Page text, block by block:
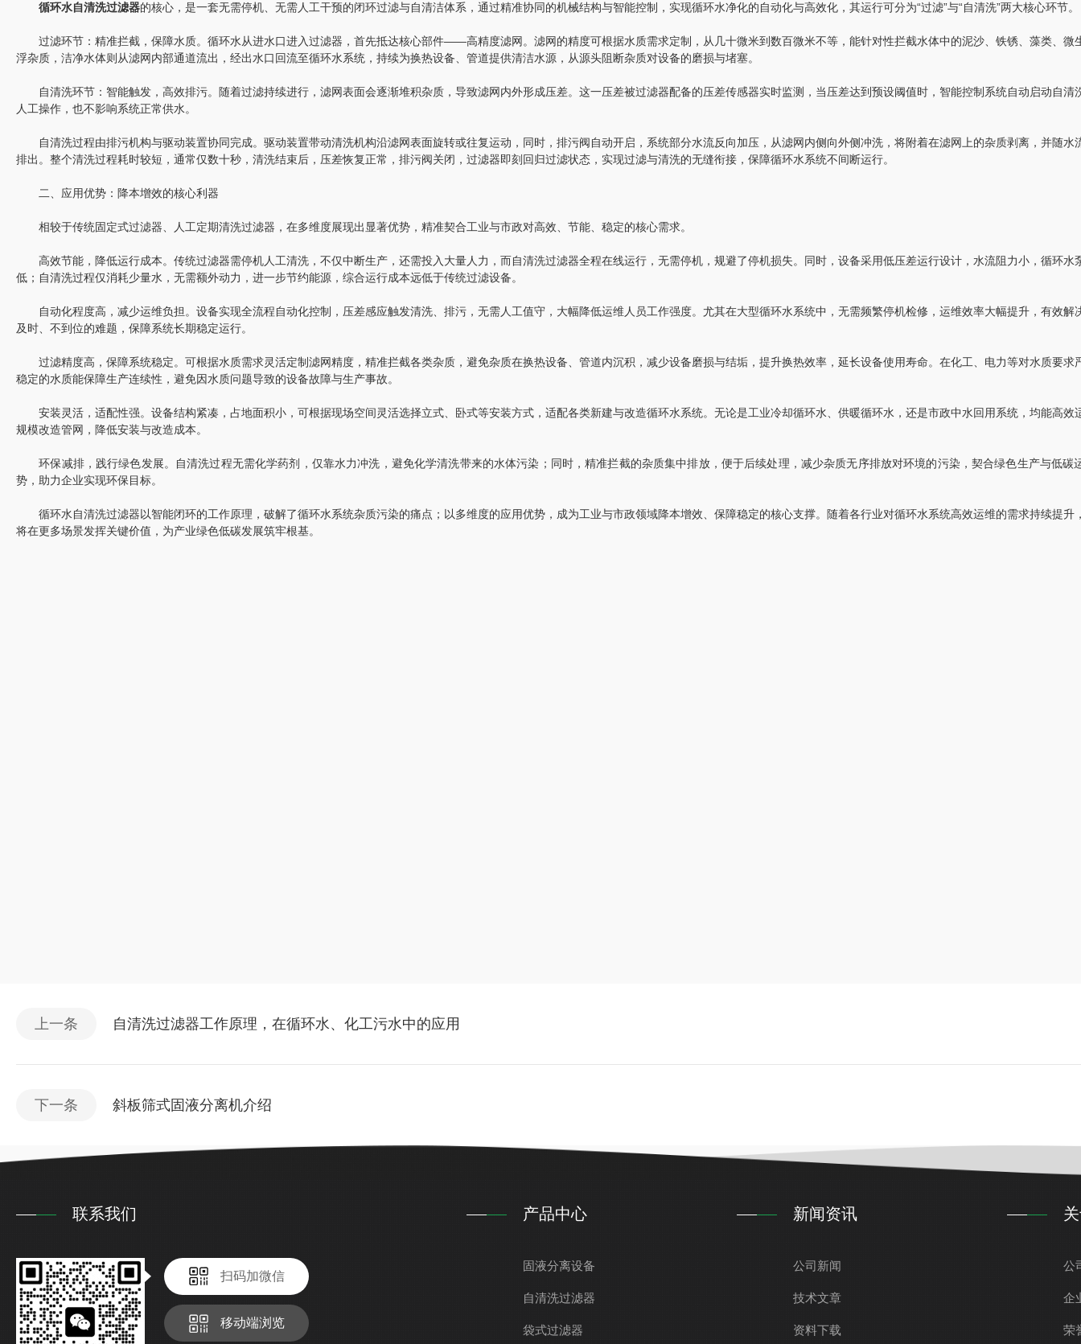
循环水自清洗过滤器的核心，是一套无需停机、无需人工干预的闭环过滤与自清洁体系，通过精准协同的机械结构与智能控制，实现循环水净化的自动化与高效化，其运行可分为“过滤”与“自清洗”两大核心环节。
过滤环节：精准拦截，保障水质。循环水从进水口进入过滤器，首先抵达核心部件——高精度滤网。滤网的精度可根据水质需求定制，从几十微米到数百微米不等，能针对性拦截水体中的泥沙、铁锈、藻类、微
浮杂质，洁净水体则从滤网内部通道流出，经出水口回流至循环水系统，持续为换热设备、管道提供清洁水源，从源头阻断杂质对设备的磨损与堵塞。
自清洗环节：智能触发，高效排污。随着过滤持续进行，滤网表面会逐渐堆积杂质，导致滤网内外形成压差。这一压差被过滤器配备的压差传感器实时监测，当压差达到预设阈值时，智能控制系统自动启动自清
人工操作，也不影响系统正常供水。
自清洗过程由排污机构与驱动装置协同完成。驱动装置带动清洗机构沿滤网表面旋转或往复运动，同时，排污阀自动开启，系统部分水流反向加压，从滤网内侧向外侧冲洗，将附着在滤网上的杂质剥离，并随水
排出。整个清洗过程耗时较短，通常仅数十秒，清洗结束后，压差恢复正常，排污阀关闭，过滤器即刻回归过滤状态，实现过滤与清洗的无缝衔接，保障循环水系统不间断运行。
二、应用优势：降本增效的核心利器
相较于传统固定式过滤器、人工定期清洗过滤器，在多维度展现出显著优势，精准契合工业与市政对高效、节能、稳定的核心需求。
高效节能，降低运行成本。传统过滤器需停机人工清洗，不仅中断生产，还需投入大量人力，而自清洗过滤器全程在线运行，无需停机，规避了停机损失。同时，设备采用低压差运行设计，水流阻力小，循环水
低；自清洗过程仅消耗少量水，无需额外动力，进一步节约能源，综合运行成本远低于传统过滤设备。
自动化程度高，减少运维负担。设备实现全流程自动化控制，压差感应触发清洗、排污，无需人工值守，大幅降低运维人员工作强度。尤其在大型循环水系统中，无需频繁停机检修，运维效率大幅提升，有效解
及时、不到位的难题，保障系统长期稳定运行。
过滤精度高，保障系统稳定。可根据水质需求灵活定制滤网精度，精准拦截各类杂质，避免杂质在换热设备、管道内沉积，减少设备磨损与结垢，提升换热效率，延长设备使用寿命。在化工、电力等对水质要求
稳定的水质能保障生产连续性，避免因水质问题导致的设备故障与生产事故。
安装灵活，适配性强。设备结构紧凑，占地面积小，可根据现场空间灵活选择立式、卧式等安装方式，适配各类新建与改造循环水系统。无论是工业冷却循环水、供暖循环水，还是市政中水回用系统，均能高效
规模改造管网，降低安装与改造成本。
环保减排，践行绿色发展。自清洗过程无需化学药剂，仅靠水力冲洗，避免化学清洗带来的水体污染；同时，精准拦截的杂质集中排放，便于后续处理，减少杂质无序排放对环境的污染，契合绿色生产与低碳
势，助力企业实现环保目标。
循环水自清洗过滤器以智能闭环的工作原理，破解了循环水系统杂质污染的痛点；以多维度的应用优势，成为工业与市政领域降本增效、保障稳定的核心支撑。随着各行业对循环水系统高效运维的需求持续提升
将在更多场景发挥关键价值，为产业绿色低碳发展筑牢根基。
上一条 自清洗过滤器工作原理，在循环水、化工污水中的应用
下一条 斜板筛式固液分离机介绍
联系我们
扫码加微信
移动端浏览
产品中心
固液分离设备
自清洗过滤器
袋式过滤器
新闻资讯
公司新闻
技术文章
资料下载
公
企
荣